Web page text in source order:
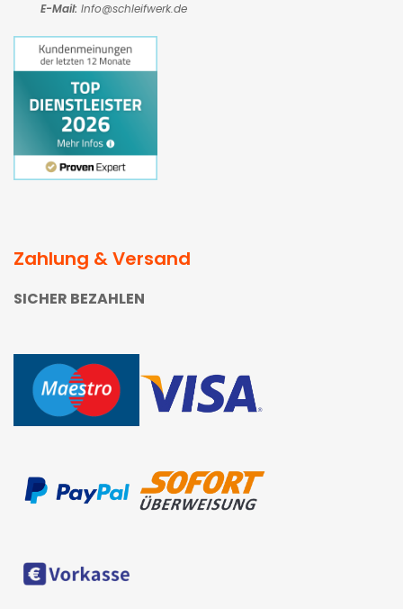
E-Mail: Info@schleifwerk.de
Zahlung & Versand
SICHER BEZAHLEN